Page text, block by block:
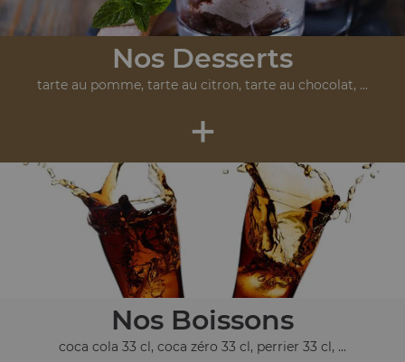
Nos Desserts
tarte au pomme, tarte au citron, tarte au chocolat, ...
+
Nos Boissons
coca cola 33 cl, coca zéro 33 cl, perrier 33 cl, ...